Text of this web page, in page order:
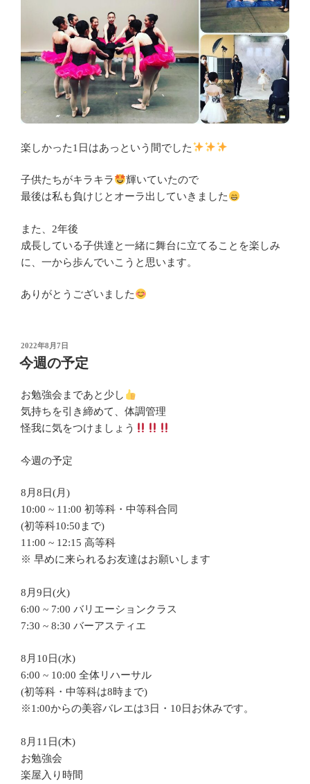
楽しかった1日はあっという間でした
子供たちがキラキラ
輝いていたので
最後は私も負けじとオーラ出していきました
また、2年後
成長している子供達と一緒に舞台に立てることを楽しみ
に、一から歩んでいこうと思います。
ありがとうございました
投
稿
日:
2022年8月7日
今週の予定
お勉強会まであと少し
気持ちを引き締めて、体調管理
怪我に気をつけましょう
今週の予定
8月8日(月)
10:00 ~ 11:00 初等科・中等科合同
(初等科10:50まで)
11:00 ~ 12:15 高等科
※ 早めに来られるお友達はお願いします
8月9日(火)
6:00 ~ 7:00 バリエーションクラス
7:30 ~ 8:30 バーアスティエ
8月10日(水)
6:00 ~ 10:00 全体リハーサル
(初等科・中等科は8時まで)
※1:00からの美容バレエは3日・10日お休みです。
8月11日(木)
お勉強会
楽屋入り時間